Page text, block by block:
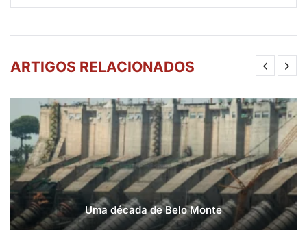
ARTIGOS RELACIONADOS
Uma década de Belo Monte